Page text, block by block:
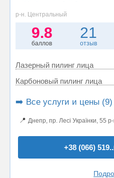
р-н. Центральный
9.8
баллов
21
отзыв
Лазерный пилинг лица
Карбоновый пилинг лица
➡️ Все услуги и цены (9)
📍 Днепр, пр. Лесі Українки, 55
+38 (066) 519..